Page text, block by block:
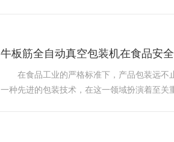
牛板筋全自动真空包装机在食品安
在食品工业的严格标准下，产品包装远
一种先进的包装技术，在这一领域扮演着至